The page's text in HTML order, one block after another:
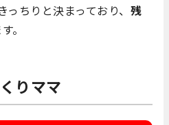
ちりと決まっており、 残
。
りママ